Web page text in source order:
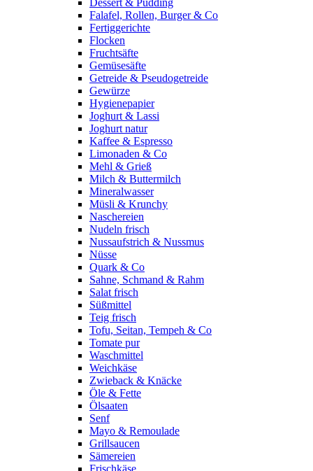
Dessert & Pudding
Falafel, Rollen, Burger & Co
Fertiggerichte
Flocken
Fruchtsäfte
Gemüsesäfte
Getreide & Pseudogetreide
Gewürze
Hygienepapier
Joghurt & Lassi
Joghurt natur
Kaffee & Espresso
Limonaden & Co
Mehl & Grieß
Milch & Buttermilch
Mineralwasser
Müsli & Krunchy
Naschereien
Nudeln frisch
Nussaufstrich & Nussmus
Nüsse
Quark & Co
Sahne, Schmand & Rahm
Salat frisch
Süßmittel
Teig frisch
Tofu, Seitan, Tempeh & Co
Tomate pur
Waschmittel
Weichkäse
Zwieback & Knäcke
Öle & Fette
Ölsaaten
Senf
Mayo & Remoulade
Grillsaucen
Sämereien
Frischkäse